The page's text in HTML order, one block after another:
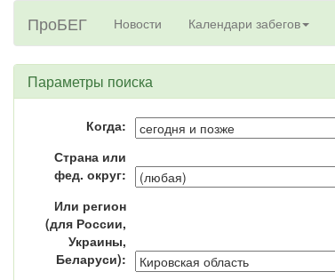
ПроБЕГ Новости Календари забегов
Параметры поиска
Когда:
Страна или
фед. округ:
Или регион
(для России,
Украины,
Беларуси):